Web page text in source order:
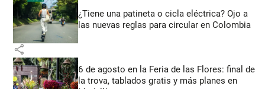
¿Tiene una patineta o cicla eléctrica? Ojo a
las nuevas reglas para circular en Colombia
share
6 de agosto en la Feria de las Flores: final de
la trova, tablados gratis y más planes en